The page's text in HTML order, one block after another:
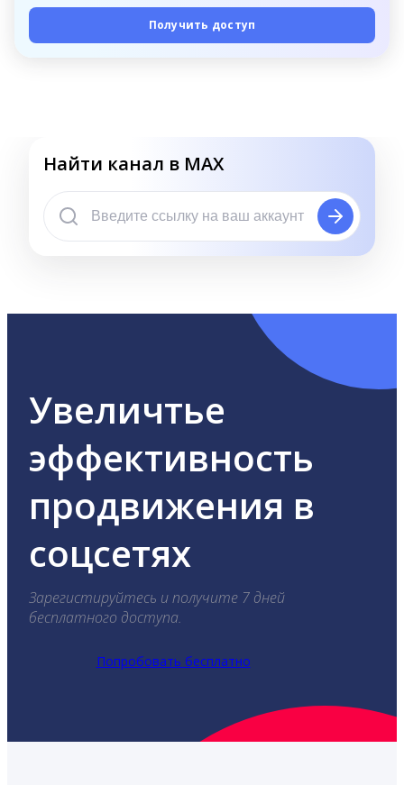
Получить доступ
Найти канал в MAX
Увеличтье
эффективность
продвижения в
соцсетях
Зарегистируйтесь и получите 7 дней
бесплатного доступа.
Попробовать бесплатно